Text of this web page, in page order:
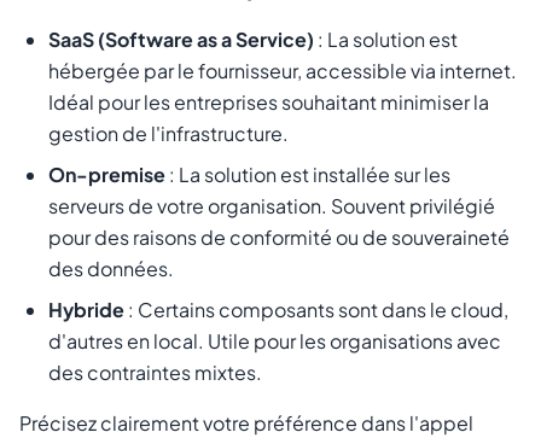
SaaS (Software as a Service) : La solution est
hébergée par le fournisseur, accessible via internet.
Idéal pour les entreprises souhaitant minimiser la
gestion de l'infrastructure.
On-premise: La solution est installée sur les
serveurs de votre organisation. Souvent privilégié
pour des raisons de conformité ou de souveraineté
des données.
Hybride: Certains composants sont dans le cloud,
d'autres en local. Utile pour les organisations avec
des contraintes mixtes.
Précisez clairement votre préférence dans l'appel